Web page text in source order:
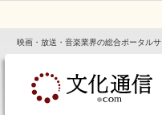
映画・放送・音楽業界の総合ポータルサ